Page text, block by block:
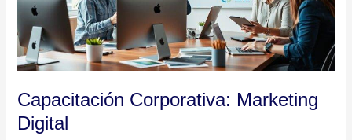
Capacitación Corporativa: Marketing
Digital